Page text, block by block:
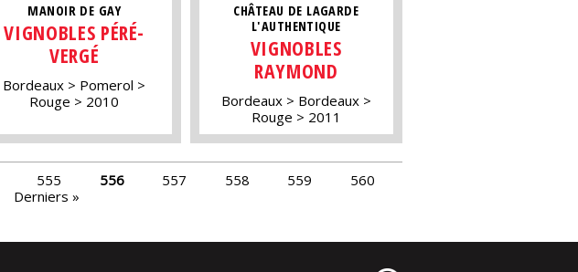
MANOIR DE GAY
VIGNOBLES PÉRÉ-
VERGÉ
Bordeaux
Pomerol
Rouge
2010
CHÂTEAU DE LAGARDE
L'AUTHENTIQUE
VIGNOBLES
RAYMOND
Bordeaux
Bordeaux
Rouge
2011
555 556 557 558 559
560
Derniers »